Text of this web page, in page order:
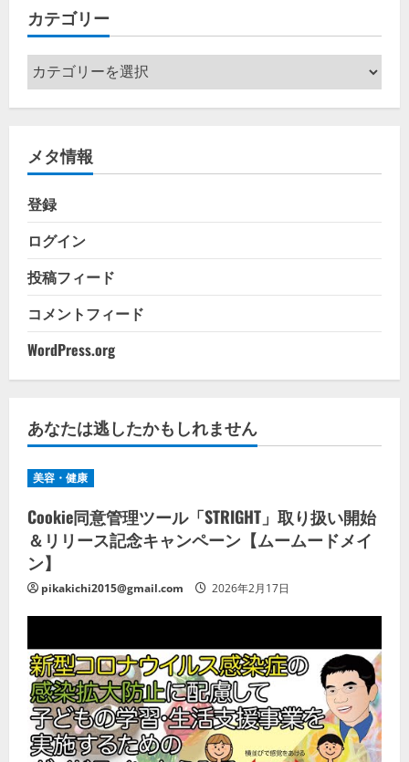
ブ
カテゴリー
カ
テ
ゴ
ー
メタ情報
登録
ログイン
投稿フィード
コメントフィード
WordPress.org
あなたは逃したかもしれません
美容・健康
Cookie同意管理ツール「STRIGHT」取り扱い開始
＆リリース記念キャンペーン【ムームードメイ
ン】
pikakichi2015@gmail.com 2026年2月17日